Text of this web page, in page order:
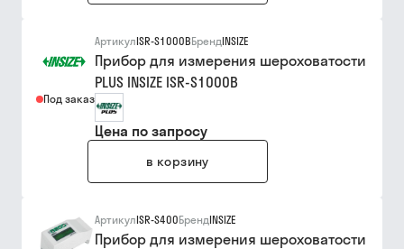
Под заказ
АртикулISR-S1000BБрендINSIZE
Прибор для измерения шероховатости
PLUS INSIZE ISR-S1000B
Цена по запросу
в корзину
АртикулISR-S400БрендINSIZE
Прибор для измерения шероховатости